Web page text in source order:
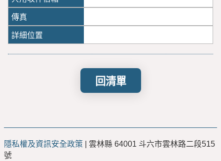
回清單
隱私權及資訊安全政策 | 雲林縣 64001 斗六市雲林路二段515
號